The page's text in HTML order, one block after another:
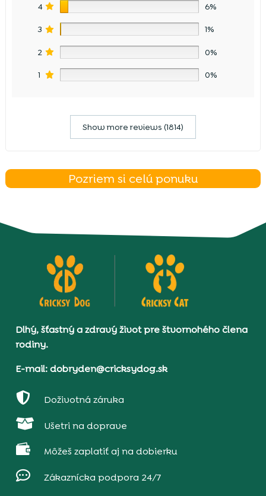
4 6%
3 1%
2 0%
1 0%
Show more reviews (1814)
Pozriem si celú ponuku
Dlhý, šťastný a zdravý život pre štvornohého člena
rodiny.
E-mail: dobryden@cricksydog.sk
 Doživotná záruka
 Ušetri na doprave
 Môžeš zaplatiť aj na dobierku
 Zákaznícka podpora 24/7